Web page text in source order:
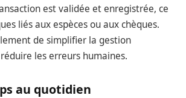
est validée et enregistrée, ce
liés aux espèces ou aux chèques.
de simplifier la gestion
les erreurs humaines.
au quotidien